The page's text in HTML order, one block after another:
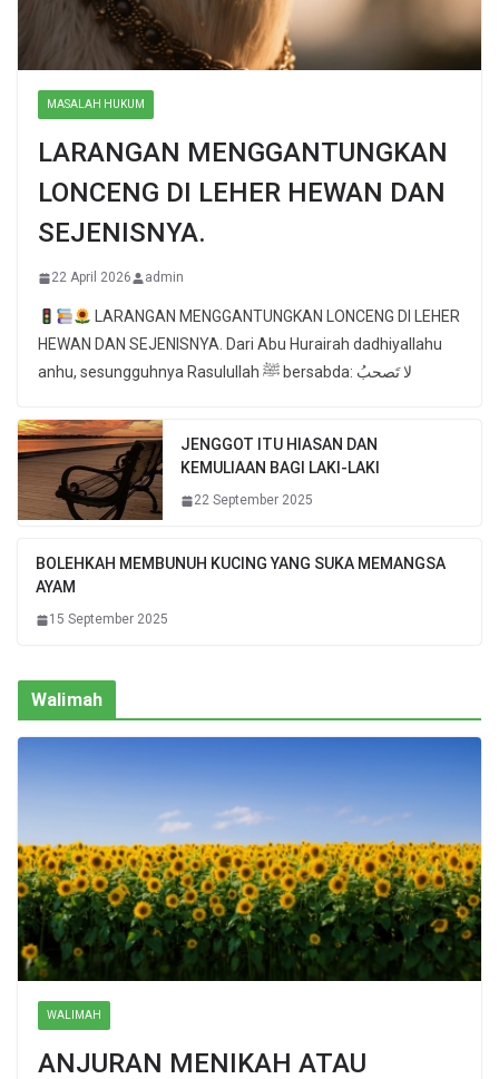
MASALAH HUKUM
LARANGAN MENGGANTUNGKAN
LONCENG DI LEHER HEWAN DAN
SEJENISNYA.
22 April 2026 admin
LARANGAN MENGGANTUNGKAN LONCENG DI LEHER
HEWAN DAN SEJENISNYA. Dari Abu Hurairah dadhiyallahu
anhu, sesungguhnya Rasulullah ﷺ bersabda: لا تَصحبُ
JENGGOT ITU HIASAN DAN
KEMULIAAN BAGI LAKI-LAKI
22 September 2025
BOLEHKAH MEMBUNUH KUCING YANG SUKA MEMANGSA
AYAM
15 September 2025
Walimah
WALIMAH
ANJURAN MENIKAH ATAU